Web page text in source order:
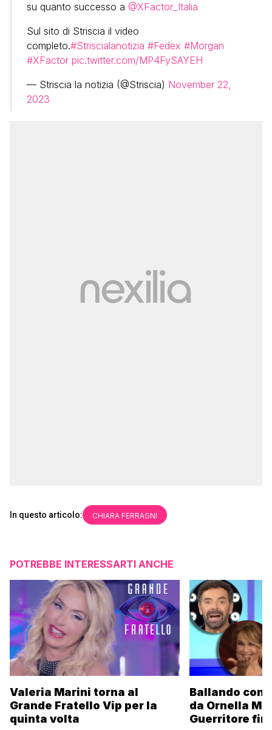
su quanto successo a @XFactor_Italia
Sul sito di Striscia il video
completo.#Striscialanotizia #Fedex #Morgan
#XFactor pic.twitter.com/MP4FySAYEH
— Striscia la notizia (@Striscia) November 22,
2023
In questo articolo: CHIARA FERRAGNI
POTREBBE INTERESSARTI ANCHE
Valeria Marini torna al
Grande Fratello Vip per la
quinta volta
Ballando con
da Ornella
Guerritore